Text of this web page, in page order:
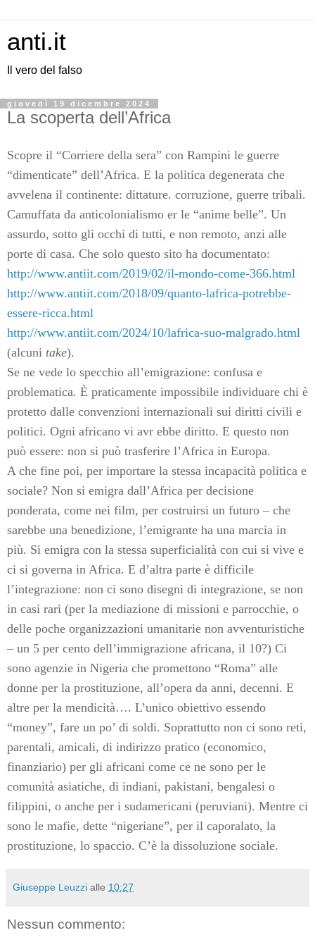
anti.it
Il vero del falso
giovedì 19 dicembre 2024
La scoperta dell’Africa
Scopre il “Corriere della sera” con Rampini le guerre
“dimenticate” dell’Africa. E la politica degenerata che
avvelena il continente: dittature. corruzione, guerre tribali.
Camuffata da anticolonialismo er le “anime belle”. Un
assurdo, sotto gli occhi di tutti, e non remoto, anzi alle
porte di casa. Che solo questo sito ha documentato:
http://www.antiit.com/2019/02/il-mondo-come-366.html
http://www.antiit.com/2018/09/quanto-lafrica-potrebbe-
essere-ricca.html
http://www.antiit.com/2024/10/lafrica-suo-malgrado.html
(alcuni take).
Se ne vede lo specchio all’emigrazione: confusa e
problematica. È praticamente impossibile individuare chi è
protetto dalle convenzioni internazionali sui diritti civili e
politici. Ogni africano vi avr ebbe diritto. E questo non
può essere: non si può trasferire l’Africa in Europa.
A che fine poi, per importare la stessa incapacità politica e
sociale? Non si emigra dall’Africa per decisione
ponderata, come nei film, per costruirsi un futuro – che
sarebbe una benedizione, l’emigrante ha una marcia in
più. Si emigra con la stessa superficialità con cui si vive e
ci si governa in Africa. E d’altra parte è difficile
l’integrazione: non ci sono disegni di integrazione, se non
in casi rari (per la mediazione di missioni e parrocchie, o
delle poche organizzazioni umanitarie non avventuristiche
– un 5 per cento dell’immigrazione africana, il 10?) Ci
sono agenzie in Nigeria che promettono “Roma” alle
donne per la prostituzione, all’opera da anni, decenni. E
altre per la mendicità…. L’unico obiettivo essendo
“money”, fare un po’ di soldi. Soprattutto non ci sono reti,
parentali, amicali, di indirizzo pratico (economico,
finanziario) per gli africani come ce ne sono per le
comunità asiatiche, di indiani, pakistani, bengalesi o
filippini, o anche per i sudamericani (peruviani). Mentre ci
sono le mafie, dette “nigeriane”, per il caporalato, la
prostituzione, lo spaccio. C’è la dissoluzione sociale.
Giuseppe Leuzzi alle 10:27
Nessun commento: